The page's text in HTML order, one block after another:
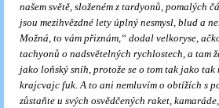
našem světě, složeném z tardyonů,
jsou mezihvězd­né lety úplný nesmysl, blud a
Možná, to vám přiznám,“ dodal velkoryse,
tachyonů o nadsvětelných rychlostech, a tam
jako loňský sníh, protože se o tom tak jako
krajcvajc fuk. A to ani nemluvím o obtížích s
zůstaňte u svých osvědčených raket,